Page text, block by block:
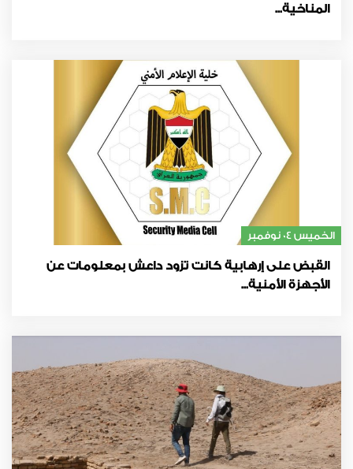
المناخية...
الخميس 04 نوفمبر
القبض على إرهابية كانت تزود داعش بمعلومات عن
الأجهزة الأمنية...